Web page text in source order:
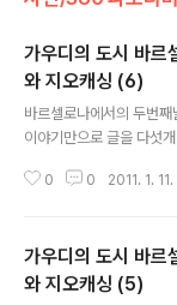
가우디의 도시 바
와 지오캐싱 (6)
바르셀로나에서의 두번
이야기만으로 글을 다섯
어보세요. 먼저 몬주익 공
익 올림픽경기장도 바로
과 곤돌라를 타고 몬주익
0 0 2011. 1. 11.
가우디의 도시 바
와 지오캐싱 (5)